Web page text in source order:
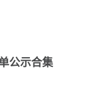
公示合集